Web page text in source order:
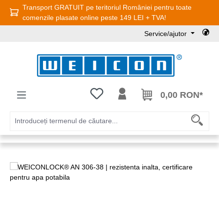
Sari la conținutul principal
Transport GRATUIT pe teritoriul României pentru toate
comenzile plasate online peste 149 LEI + TVA!
Service/ajutor
Aveți 0 articole din lista de dorințe
0,00 RON*
Sari peste galeria de imagini